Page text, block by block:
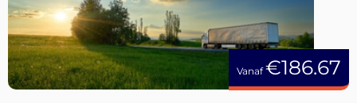
Vanaf€186.67